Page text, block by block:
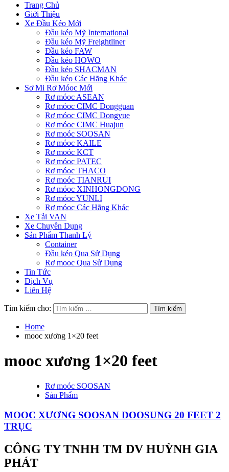
Trang Chủ
Giới Thiệu
Xe Đầu Kéo Mới
Đầu kéo Mỹ International
Đầu kéo Mỹ Freightliner
Đầu kéo FAW
Đầu kéo HOWO
Đầu kéo SHACMAN
Đầu kéo Các Hãng Khác
Sơ Mi Rơ Móoc Mới
Rơ móoc ASEAN
Rơ móoc CIMC Dongguan
Rơ móoc CIMC Dongyue
Rơ móoc CIMC Huajun
Rơ moóc SOOSAN
Rơ móoc KAILE
Rơ moóc KCT
Rơ móoc PATEC
Rơ móoc THACO
Rơ moóc TIANRUI
Rơ móoc XINHONGDONG
Rơ móoc YUNLI
Rơ móoc Các Hãng Khác
Xe Tải VAN
Xe Chuyên Dụng
Sản Phẩm Thanh Lý
Container
Đầu kéo Qua Sử Dụng
Rơ mooc Qua Sử Dụng
Tin Tức
Dịch Vụ
Liên Hệ
Tìm kiếm cho:
Home
mooc xương 1×20 feet
mooc xương 1×20 feet
Rơ moóc SOOSAN
Sản Phẩm
MOOC XƯƠNG SOOSAN DOOSUNG 20 FEET 2
TRỤC
CÔNG TY TNHH TM DV HUỲNH GIA
PHÁT